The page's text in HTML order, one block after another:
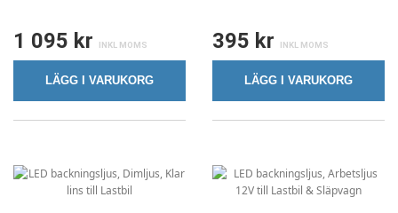
1 095 kr
LÄGG I VARUKORG
395 kr
LÄGG I VARUKORG